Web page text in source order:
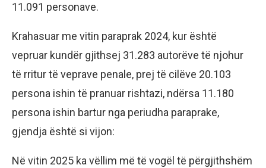
11.091 personave.
Krahasuar me vitin paraprak 2024, kur është
vepruar kundër gjithsej 31.283 autorëve të njohur
të rritur të veprave penale, prej të cilëve 20.103
persona ishin të pranuar rishtazi, ndërsa 11.180
persona ishin bartur nga periudha paraprake,
gjendja është si vijon:
Në vitin 2025 ka vëllim më të vogël të përgjithshëm